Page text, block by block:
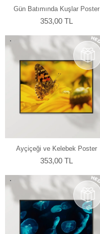
Gün Batımında Kuşlar Poster
353,00 TL
Ayçiçeği ve Kelebek Poster
353,00 TL